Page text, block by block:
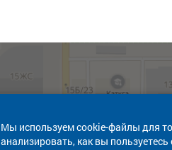
Мы используем cookie-файлы для
анализировать, как вы пользуетесь